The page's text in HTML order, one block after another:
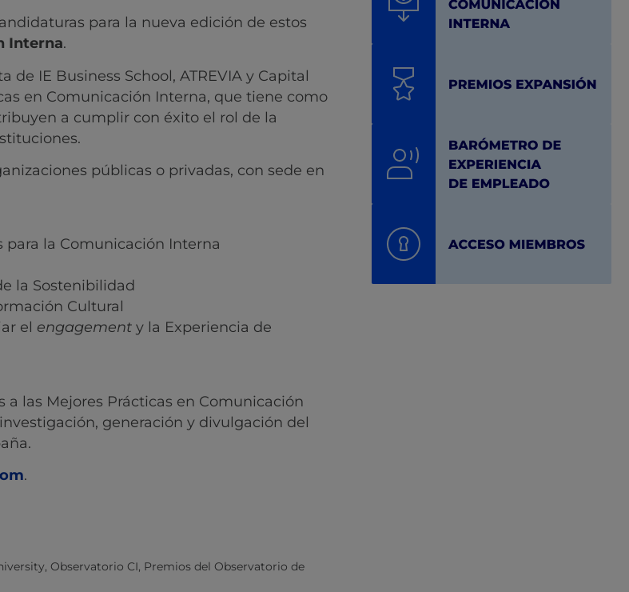
para la nueva edición de estos
Interna.
IE Business School, ATREVIA y Capital
en Comunicación Interna, que tiene como
a cumplir con éxito el rol de la
públicas o privadas, con sede en
para la Comunicación Interna
la Sostenibilidad
Cultural
el engagement y la Experiencia de
las Mejores Prácticas en Comunicación
generación y divulgación del
.
, Observatorio CI, Premios del Observatorio de